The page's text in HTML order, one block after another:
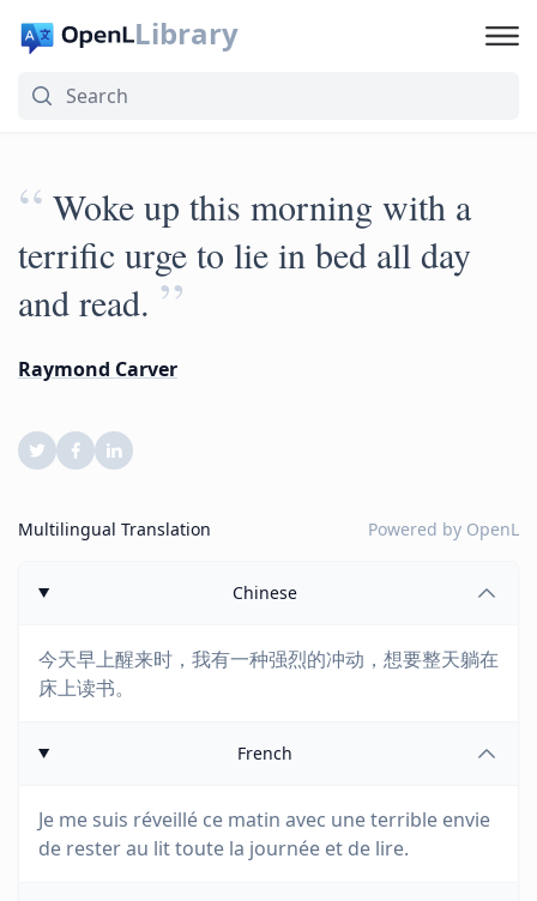
Library
“ Woke up this morning with a
terrific urge to lie in bed all day
and read. ”
Raymond Carver
Multilingual Translation Powered by OpenL
Chinese
今天早上醒来时，我有一种强烈的冲动，想要整天躺在
床上读书。
French
Je me suis réveillé ce matin avec une terrible envie
de rester au lit toute la journée et de lire.